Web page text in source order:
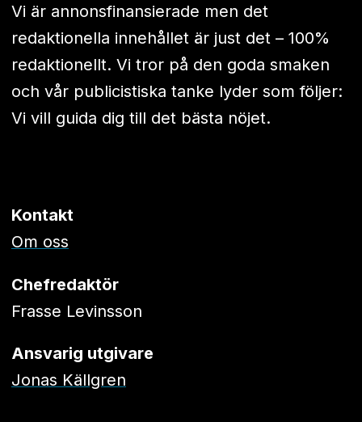
Vi är annonsfinansierade men det
redaktionella innehållet är just det – 100%
redaktionellt. Vi tror på den goda smaken
och vår publicistiska tanke lyder som följer:
Vi vill guida dig till det bästa nöjet.
Kontakt
Om oss
Chefredaktör
Frasse Levinsson
Ansvarig utgivare
Jonas Källgren